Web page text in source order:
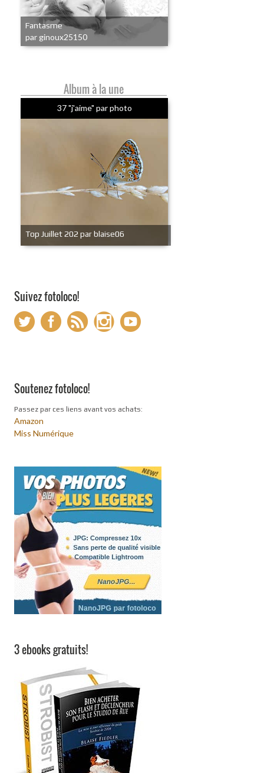
Fantasme
par ginoux25150
Album à la une
37 "j'aime" par photo
Top Juillet 202 par blaise06
Suivez fotoloco!
Soutenez fotoloco!
Passez par ces liens avant vos achats:
Amazon
Miss Numérique
3 ebooks gratuits!